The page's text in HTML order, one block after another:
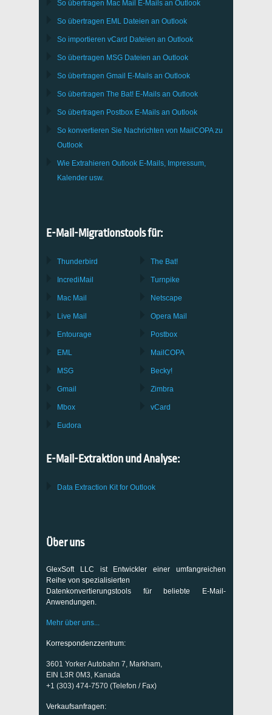
So übertragen Mac Mail E-Mails an Outlook
So übertragen EML Dateien an Outlook
So importieren vCard Dateien an Outlook
So übertragen MSG Dateien an Outlook
So übertragen Gmail E-Mails an Outlook
So übertragen The Bat! E-Mails an Outlook
So übertragen Postbox E-Mails an Outlook
So konvertieren Sie Nachrichten von MailCOPAzu
Outlook
Wie Extrahieren Outlook E-Mails, Impressum,
Kalender usw.
E-Mail-Migrationstools für:
Thunderbird
IncrediMail
Mac Mail
Live Mail
Entourage
EML
MSG
Gmail
Mbox
Eudora
The Bat!
Turnpike
Netscape
Opera Mail
Postbox
MailCOPA
Becky!
Zimbra
vCard
E-Mail-Extraktion und Analyse:
Data Extraction Kit for Outlook
Über uns
GlexSoft LLC ist Entwickler einer umfangreichen
Reihe von spezialisierten
Datenkonvertierungstools für beliebte E-Mail-
Anwendungen.
Mehr über uns...
Korrespondenzzentrum:
3601 Yorker Autobahn 7, Markham,
EIN L3R 0M3, Kanada
+1 (303) 474-7570 (Telefon / Fax)
Verkaufsanfragen: